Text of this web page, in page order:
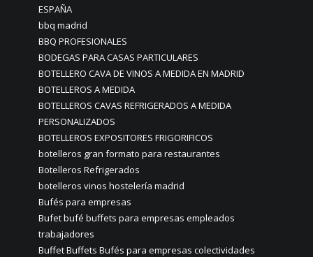
ESPAÑA
bbq madrid
BBQ PROFESIONALES
BODEGAS PARA CASAS PARTICULARES
BOTELLERO CAVA DE VINOS A MEDIDA EN MADRID
BOTELLEROS A MEDIDA
BOTELLEROS CAVAS REFRIGERADOS A MEDIDA
PERSONALIZADOS
BOTELLEROS EXPOSITORES FRIGORIFICOS
botelleros gran formato para restaurantes
Botelleros Refrigerados
botelleros vinos hostelería madrid
Bufés para empresas
Bufet bufé buffets para empresas empleados
trabajadores
Buffet Buffets Bufés para empresas colectividades